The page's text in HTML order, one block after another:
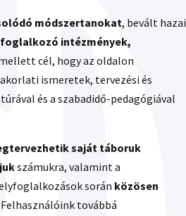
módszertanokat, bevált hazai
intézmények,
cél, hogy az oldalon
ismeretek, tervezési és
és a szabadidő-pedagógiával
saját táboruk
számukra, valamint a
során közösen
Felhasználóink továbbá